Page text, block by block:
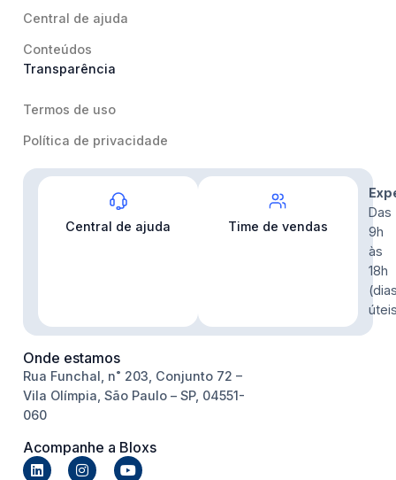
Central de ajuda
Conteúdos
Transparência
Termos de uso
Política de privacidade
Central de ajuda Time de vendas
Das
9h
às
18h
Onde estamos
Rua Funchal, n˚ 203, Conjunto 72 –
Vila Olímpia, São Paulo – SP, 04551-
060
Acompanhe a Bloxs